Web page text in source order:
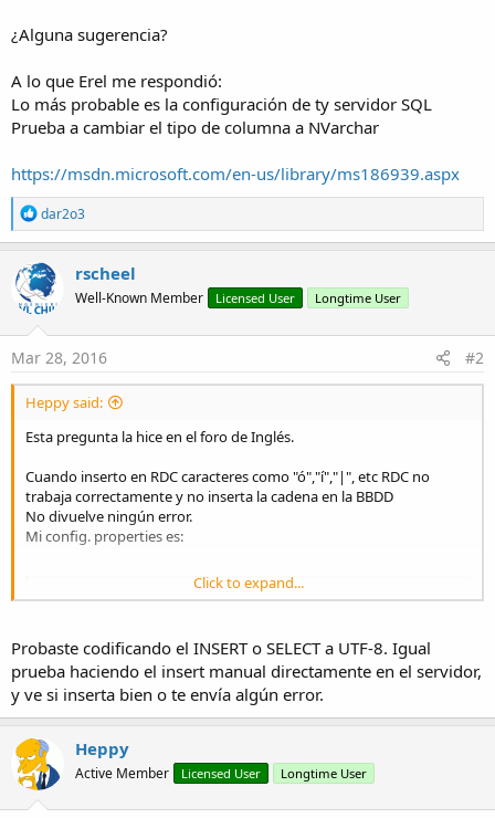
select_totmant
sql.select_totmant1=
#sql.select_spmanteprecerma= EXECUTE PROCEDURE
#sql.select_prueba=INSERT INTO PRUEBA
sql.insert_mantenimento2=INSERT INTO
sql.insert_conversion=INSERT INTO
¿Alguna sugerencia?
A lo que Erel me respondió:
Lo más probable es la configuración de ty servidor SQL
Prueba a cambiar el tipo de columna a NVarchar
https://msdn.microsoft.com/en-us/library/ms186939.aspx
R
e
a
c
t
i
o
n
s
dar2o3
rscheel
Well-Known Member Licensed User Longtime User
Mar 28, 2016 #2
Heppy said:
Esta pregunta la hice en el foro de Inglés.
Cuando inserto en RDC caracteres como "ó","í","|", etc RDC no
trabaja correctamente y no inserta la cadena en la BBDD
No divuelve ningún error.
Mi config. properties es:
B4X:
JdbcUrl=jdbc:interbase://192.168.1.105
#SQL
Server
sourceforge
User=sysdba
Password=masterkey
ServerPort=17178
#If Debug is true then this file will be
Click to expand...
Probaste codificando el INSERT o SELECT a UTF-8. Igual
prueba haciendo el insert manual directamente en el servidor,
y ve si inserta bien o te envía algún error.
Heppy
Active Member Licensed User Longtime User